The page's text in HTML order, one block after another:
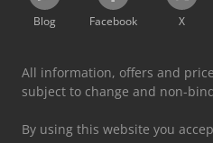
Blog Facebook X
All information, offers and
subject to change and non-
By using this website you